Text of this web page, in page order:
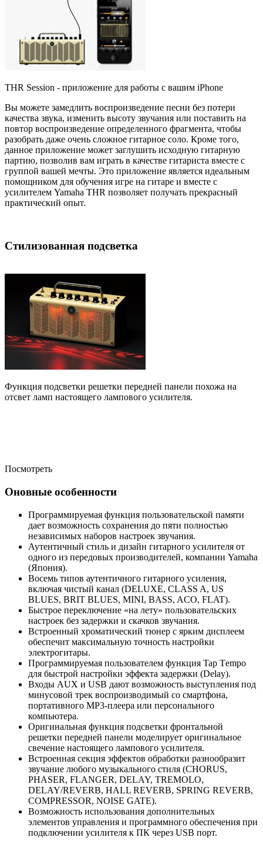
THR Session - приложение для работы с вашим iPhone
Вы можете замедлить воспроизведение песни без потери
качества звука, изменить высоту звучания или поставить на
повтор воспроизведение определенного фрагмента, чтобы
разобрать даже очень сложное гитарное соло. Кроме того,
данное приложение может заглушить исходную гитарную
партию, позволив вам играть в качестве гитариста вместе с
группой вашей мечты. Это приложение является идеальным
помощником для обучения игре на гитаре и вместе с
усилителем Yamaha THR позволяет получать прекрасный
практический опыт.
Стилизованная подсветка
Функция подсветки решетки передней панели похожа на
отсвет ламп настоящего лампового усилителя.
Посмотреть
Оновные особенности
Программируемая функция пользовательской памяти
дает возможность сохранения до пяти полностью
независимых наборов настроек звучания.
Аутентичный стиль и дизайн гитарного усилителя от
одного из передовых производителей, компании Yamaha
(Япония).
Восемь типов аутентичного гитарного усиления,
включая чистый канал (DELUXE, CLASS A, US
BLUES, BRIT BLUES, MINI, BASS, ACO, FLAT).
Быстрое переключение «на лету» пользовательских
настроек без задержки и скачков звучания.
Встроенный хроматический тюнер с ярким дисплеем
обеспечит максимальную точность настройки
электрогитары.
Программируемая пользователем функция Tap Тempo
для быстрой настройки эффекта задержки (Delay).
Входы AUX и USB дают возможность выступления под
минусовой трек воспроизводимый со смартфона,
портативного МР3-плеера или персонального
компьютера.
Оригинальная функция подсветки фронтальной
решетки передней панели моделирует оригинальное
свечение настоящего лампового усилителя.
Встроенная секция эффектов обработки разнообразит
звучание любого музыкального стиля (CHORUS,
PHASER, FLANGER, DELAY, TREMOLO,
DELAY/REVERB, HALL REVERB, SPRING REVERB,
COMPRESSOR, NOISE GATE).
Возможность использования дополнительных
элементов управления и программного обеспечения при
подключении усилителя к ПК через USB порт.